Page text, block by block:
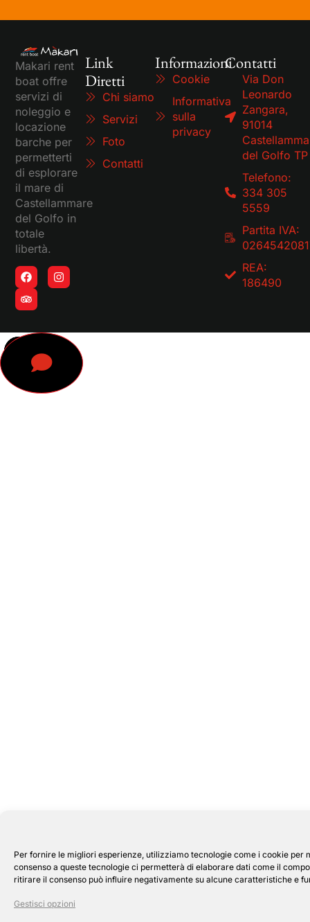
Per fornire le migliori esperienze, utilizziamo tecnologie come i cookie
consenso a queste tecnologie ci permetterà di elaborare dati come il
ritirare il consenso può influire negativamente su alcune caratteristiche e
Gestisci opzioni
Makari rent
boat offre
servizi di
noleggio e
locazione
barche per
permetterti
di esplorare
il mare di
Castellammare
del Golfo in
totale
libertà.
Link
Diretti
Chi siamo
Servizi
Foto
Contatti
Informazioni
Cookie
Informativa
sulla
privacy
Contatti
Via Don
Leonardo
Zangara,
91014
del Golfo TP
Telefono:
334 305
5559
Partita IVA:
REA:
186490